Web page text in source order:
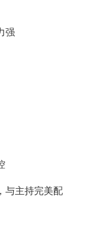
强
主持完美配